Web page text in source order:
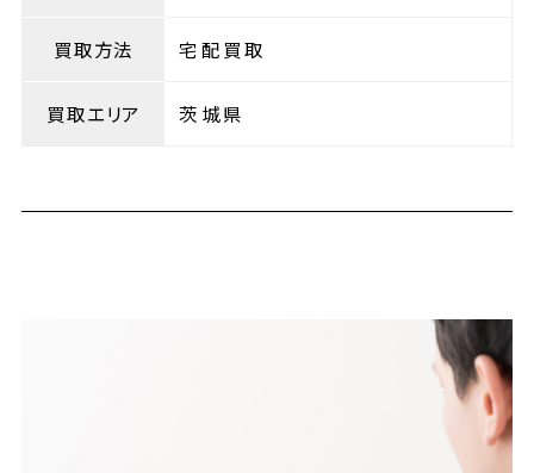
買取方法 宅配買取
買取エリア 茨城県